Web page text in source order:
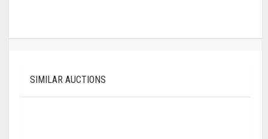
SIMILAR AUCTIONS